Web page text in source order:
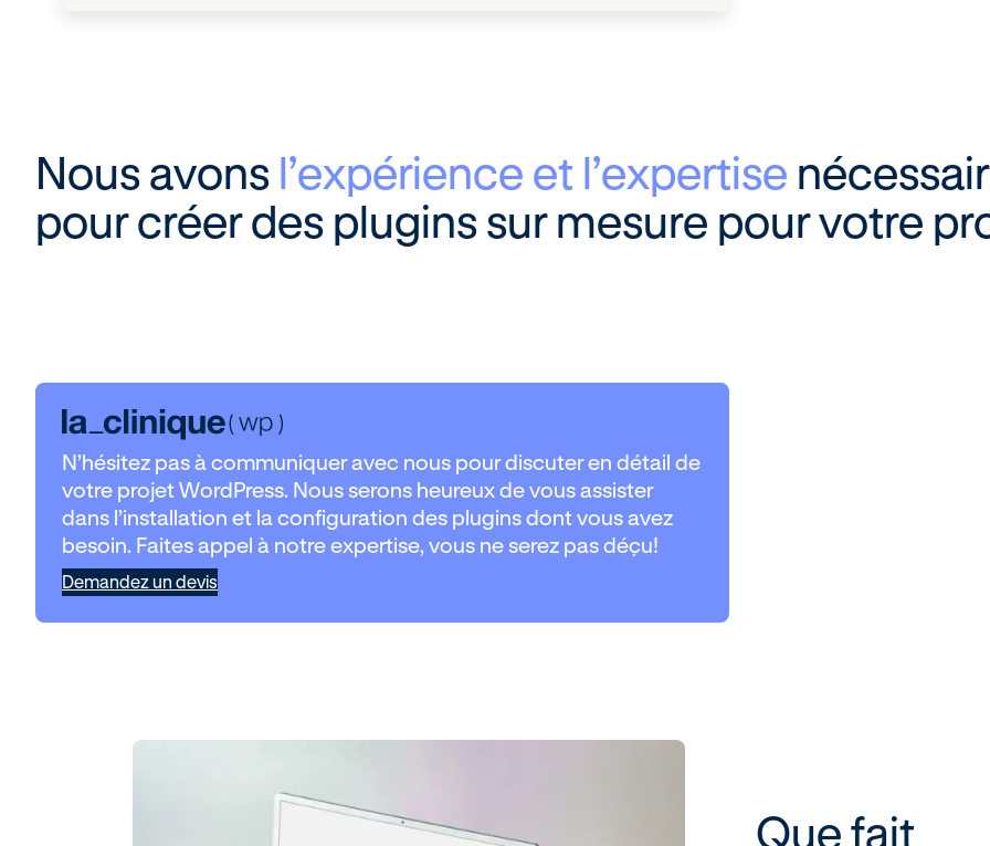
Nous avons l’expérience et l’expertise
pour créer des plugins sur mesure pour votre
N’hésitez pas à communiquer avec nous pour discuter en détail de
votre projet WordPress. Nous serons heureux de vous assister
dans l’installation et la configuration des plugins dont vous avez
besoin. Faites appel à notre expertise, vous ne serez pas déçu!
Demandez un devis
Que fait